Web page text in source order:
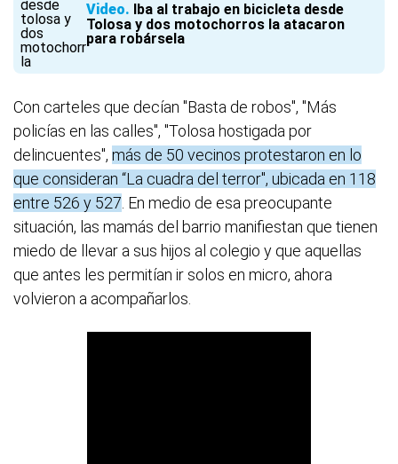
Video Iba al trabajo en bicicleta desde
Tolosa y dos motochorros la atacaron
para robársela
Con carteles que decían "Basta de robos", "Más
policías en las calles", "Tolosa hostigada por
delincuentes", más de 50 vecinos protestaron en lo
que consideran “La cuadra del terror", ubicada en 118
entre 526 y 527 . En medio de esa preocupante
situación, las mamás del barrio manifiestan que tienen
miedo de llevar a sus hijos al colegio y que aquellas
que antes les permitían ir solos en micro, ahora
volvieron a acompañarlos.